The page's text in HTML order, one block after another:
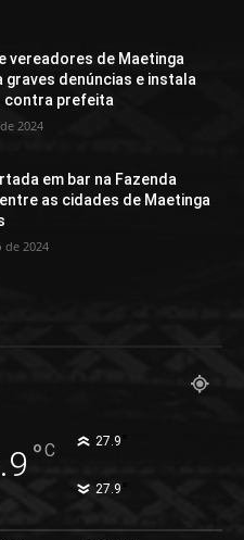
vereadores de Maetinga
graves denúncias e instala
contra prefeita
2024
em bar na Fazenda
as cidades de Maetinga
de 2024
°C 27.9
27.9